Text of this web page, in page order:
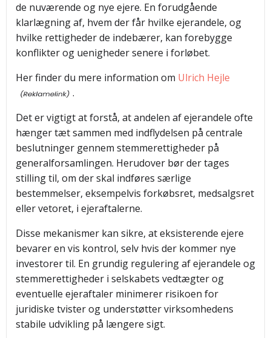
de nuværende og nye ejere. En forudgående
klarlægning af, hvem der får hvilke ejerandele, og
hvilke rettigheder de indebærer, kan forebygge
konflikter og uenigheder senere i forløbet.
Her finder du mere information om Ulrich Hejle
.
Det er vigtigt at forstå, at andelen af ejerandele ofte
hænger tæt sammen med indflydelsen på centrale
beslutninger gennem stemmerettigheder på
generalforsamlingen. Herudover bør der tages
stilling til, om der skal indføres særlige
bestemmelser, eksempelvis forkøbsret, medsalgsret
eller vetoret, i ejeraftalerne.
Disse mekanismer kan sikre, at eksisterende ejere
bevarer en vis kontrol, selv hvis der kommer nye
investorer til. En grundig regulering af ejerandele og
stemmerettigheder i selskabets vedtægter og
eventuelle ejeraftaler minimerer risikoen for
juridiske tvister og understøtter virksomhedens
stabile udvikling på længere sigt.